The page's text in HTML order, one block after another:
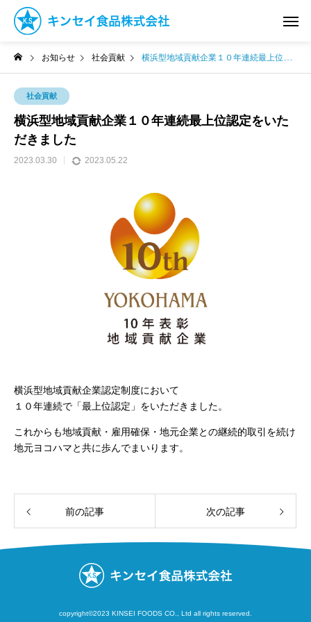
お知らせ 社会貢献 横浜型地域貢献企業１０年連続最上位認定をいただきました
社会貢献
横浜型地域貢献企業１０年連続最上位認定をいた
だきました
2023.03.30 2023.05.22
横浜型地域貢献企業認定制度において
１０年連続で「最上位認定」をいただきました。
これからも地域貢献・雇用確保・地元企業との継続的取引を続け
地元ヨコハマと共に歩んでまいります。
前の記事 次の記事
copyright©2023 KINSEI FOODS CO., Ltd all rights reserved.